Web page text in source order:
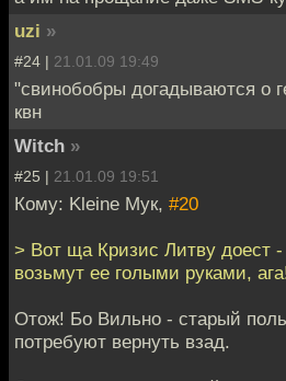
uzi »
#24 | 21.01.09 19:49
"свинобобры догадываются о
квн
Witch »
#25 | 21.01.09 19:51
Кому: Kleine Мук, #20
> Вот ща Кризис Литву доест -
возьмут ее голыми руками,
Отож! Бо Вильно - старый
потребуют вернуть взад.